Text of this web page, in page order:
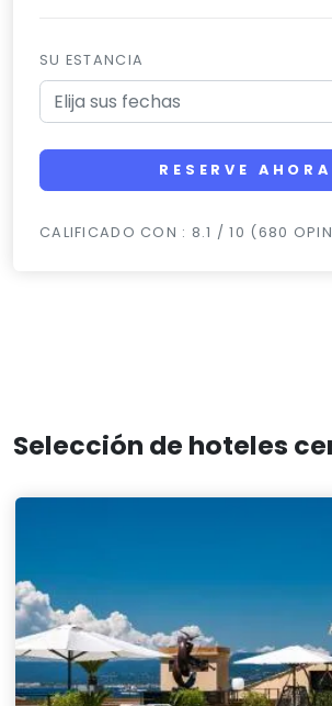
SU ESTANCIA
RESERVE AHORA
CALIFICADO CON : 8.1 / 10 (680
Selección de hoteles